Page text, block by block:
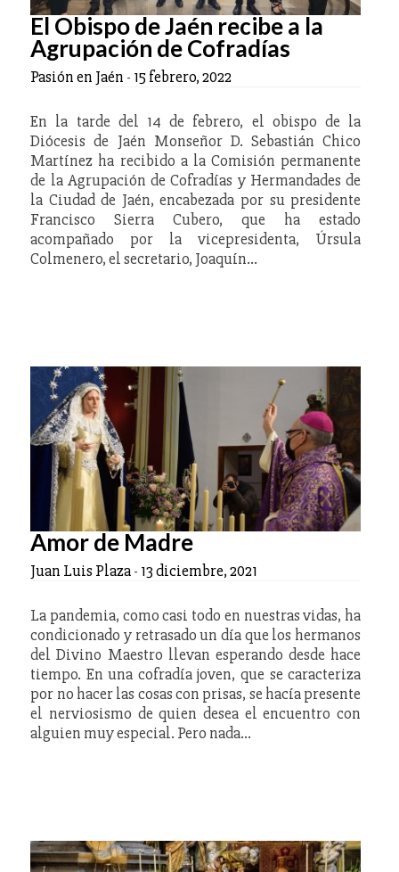
El Obispo de Jaén recibe a la
Agrupación de Cofradías
Pasión en Jaén - 15 febrero, 2022
En la tarde del 14 de febrero, el obispo de la
Diócesis de Jaén Monseñor D. Sebastián Chico
Martínez ha recibido a la Comisión permanente
de la Agrupación de Cofradías y Hermandades de
la Ciudad de Jaén, encabezada por su presidente
Francisco Sierra Cubero, que ha estado
acompañado por la vicepresidenta, Úrsula
Colmenero, el secretario, Joaquín…
Amor de Madre
Juan Luis Plaza- 13 diciembre, 2021
La pandemia, como casi todo en nuestras vidas, ha
condicionado y retrasado un día que los hermanos
del Divino Maestro llevan esperando desde hace
tiempo. En una cofradía joven, que se caracteriza
por no hacer las cosas con prisas, se hacía presente
el nerviosismo de quien desea el encuentro con
alguien muy especial. Pero nada…